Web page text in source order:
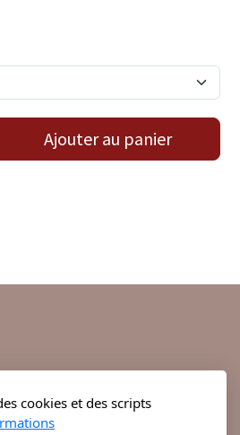
Ajouter au panier
:
cookies et des scripts